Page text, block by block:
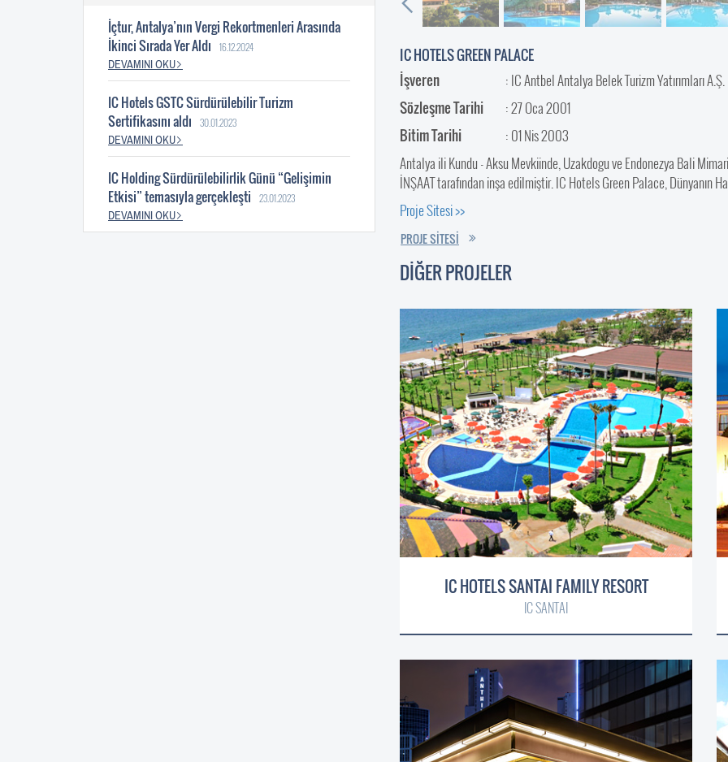
İçtur, Antalya’nın Vergi Rekortmenleri Arasında
İkinci Sırada Yer Aldı
16.12.2024
DEVAMINI OKU
IC Hotels GSTC Sürdürülebilir Turizm
Sertifikasını aldı
30.01.2023
DEVAMINI OKU
IC Holding Sürdürülebilirlik Günü “Gelişimin
Etkisi” temasıyla gerçekleşti
23.01.2023
DEVAMINI OKU
IC HOTELS GREEN PALACE
İşveren
: IC Antbel Antalya Belek Turizm Yatırımları A.Ş.
Sözleşme Tarihi
: 27 Oca 2001
Bitim Tarihi
: 01 Nis 2003
Antalya ili Kundu - Aksu Mevkiinde, Uzakdogu ve Endonezya Bali
İNŞAAT tarafından inşa edilmiştir. IC Hotels Green Palace, Dünyanın
Proje Sitesi >>
PROJE SİTESİ
DİĞER PROJELER
IC HOTELS SANTAI FAMILY RESORT
IC SANTAI